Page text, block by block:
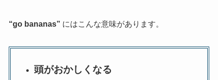
“go bananas” にはこんな意味があります。
頭がおかしくなる